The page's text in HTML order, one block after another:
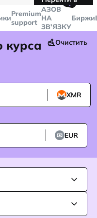
Telegram
Premium
support
🤙
AЗОВ
НА
ЗВ'ЯЗКУ
Биржи
курса
Очистить
XMR
EUR